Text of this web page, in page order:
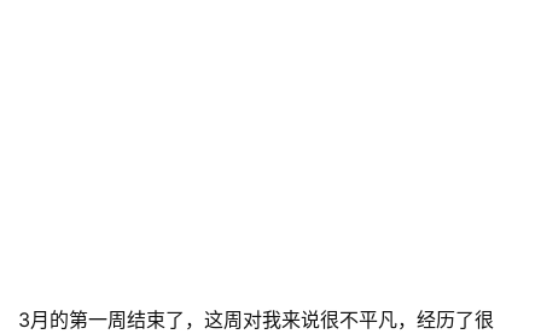
3月的第一周结束了，这周对我来说很不平凡，经历了很